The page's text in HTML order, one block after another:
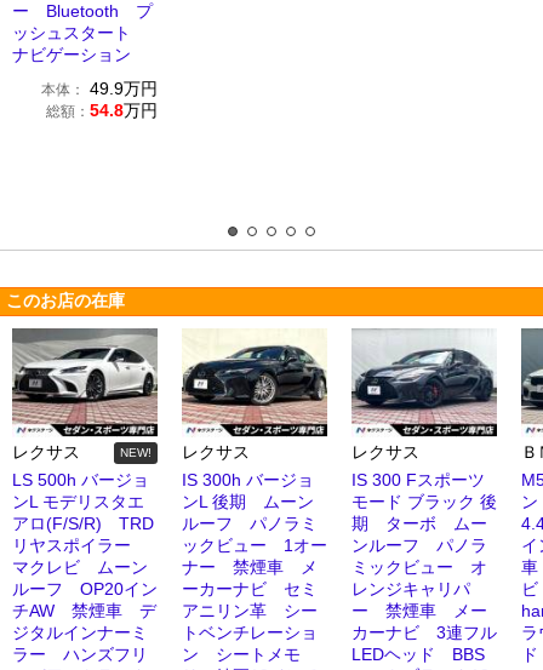
ー Bluetooth プ
ッシュスタート
ナビゲーション
本体： 49.9万円
総額： 54.8万円
このお店の在庫
レクサス NEW!
LS 500h バージョ
ンL モデリスタエ
アロ(F/S/R) TRD
リヤスポイラー
マクレビ ムーン
ルーフ OP20イン
チAW 禁煙車 デ
ジタルインナーミ
ラー ハンズフリ
レクサス
IS 300h バージョ
ンL 後期 ムーン
ルーフ パノラミ
ックビュー 1オー
ナー 禁煙車 メ
ーカーナビ セミ
アニリン革 シー
トベンチレーショ
ン シートメモ
レクサス
IS 300 Fスポーツ
モード ブラック 後
期 ターボ ムー
ンルーフ パノラ
ミックビュー オ
レンジキャリパ
ー 禁煙車 メー
カーナビ 3連フル
LEDヘッド BBS
ラ